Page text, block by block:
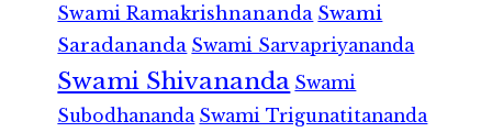
Swami Ramakrishnananda Swami
Saradananda Swami Sarvapriyananda
Swami Shivananda Swami
Subodhananda Swami Trigunatitananda